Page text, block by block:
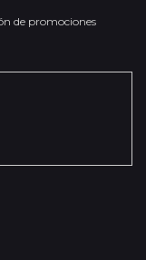
de promociones